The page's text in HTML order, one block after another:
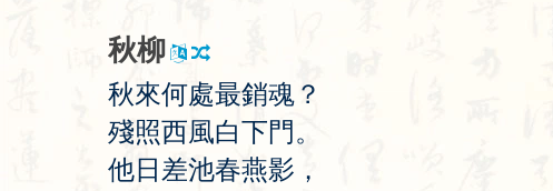
秋柳
秋來何處最銷魂 ？
殘照西風白下門 。
他日 差池春燕影 ，